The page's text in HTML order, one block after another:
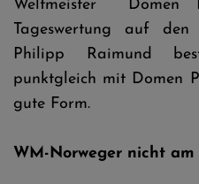
Weltmeister Domen
Tageswertung auf
Philipp Raimund
punktgleich mit Domen
gute Form.
WM-Norweger nicht